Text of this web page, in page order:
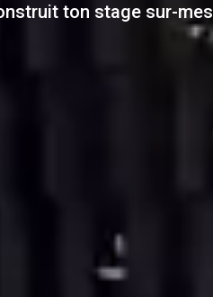
ton stage sur-